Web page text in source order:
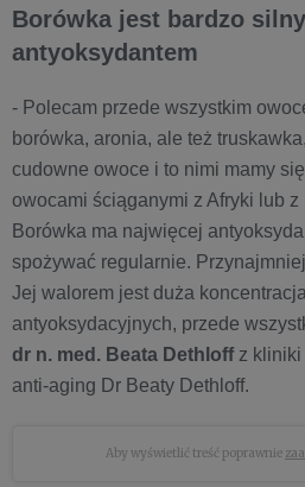
Borówka jest bardzo
antyoksydantem
- Polecam przede wszystkim
borówka, aronia, ale też
cudowne owoce i to nimi mamy
owocami ściąganymi z Afryki lub z
Borówka ma najwięcej
spożywać regularnie.
Jej walorem jest duża
antyoksydacyjnych, przede
dr n. med. Beata Dethloffz kliniki
anti-aging Dr Beaty Dethloff.
Aby wyświetlić treść poprawnie